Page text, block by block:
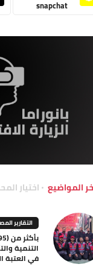
snapchat
المواضيع اختيار
التقارير
التنمية
في العتبة